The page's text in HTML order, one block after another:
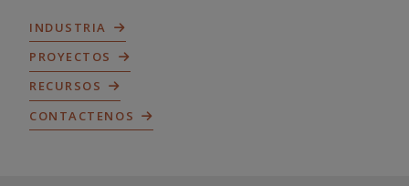
INDUSTRIA
PROYECTOS
RECURSOS
CONTACTENOS